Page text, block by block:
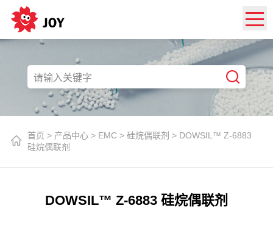
首页 > 产品中心> EMC> 硅烷偶联剂 > DOWSIL™ Z-6883
硅烷偶联剂
DOWSIL™ Z-6883 硅烷偶联剂